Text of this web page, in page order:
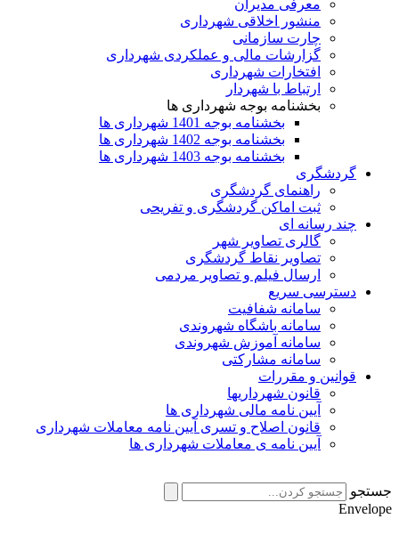
معرفی مدیران
منشور اخلاقی شهرداری
چارت سازمانی
گزارشات مالی و عملکردی شهرداری
افتخارات شهرداری
ارتباط با شهردار
بخشنامه بوجه شهرداری ها
بخشنامه بوجه 1401 شهرداری ها
بخشنامه بوجه 1402 شهرداری ها
بخشنامه بوجه 1403 شهرداری ها
گردشگری
راهنمای گردشگری
ثبت اماکن گردشگری و تفریحی
چند رسانه ای
گالری تصاویر شهر
تصاویر نقاط گردشگری
ارسال فیلم و تصاویر مردمی
دسترسی سریع
سامانه شفافیت
سامانه باشگاه شهروندی
سامانه آموزش شهروندی
سامانه مشارکتی
قوانین و مقررات
قانون شهرداریها
آیین نامه مالی شهرداری ها
قانون اصلاح و تسری آیین نامه معاملات شهرداری
آیین نامه ی معاملات شهرداری ها
جستجو
Envelope